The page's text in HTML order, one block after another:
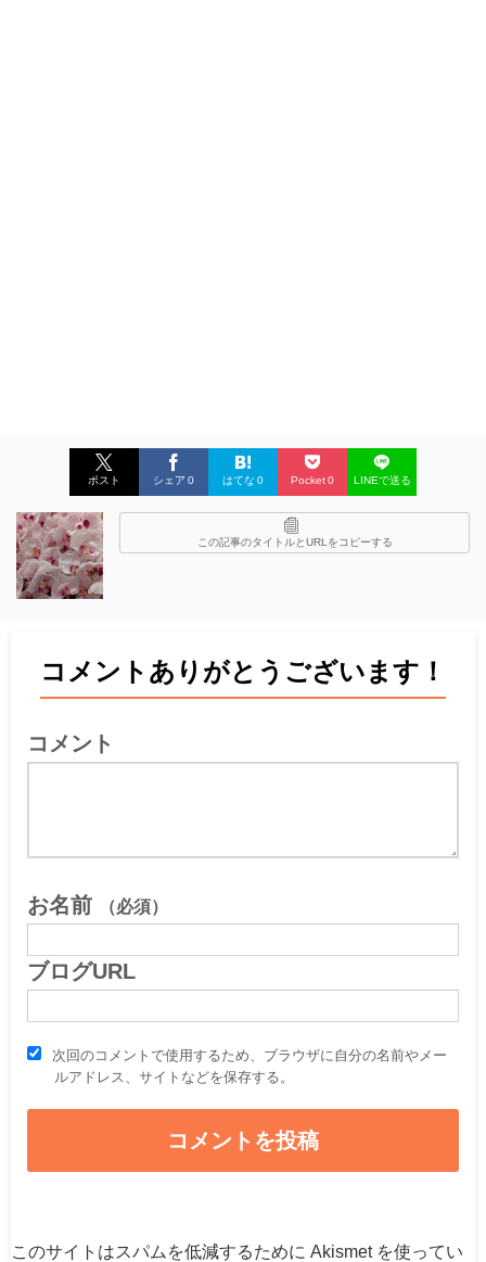
ポスト シェア 0 はてな 0 Pocket0 LINEで送る
この記事のタイトルとURLをコピーする
コメントありがとうございます！
コメント
お名前 （必須）
ブログURL
次回のコメントで使用するため、ブラウザに自分の名前やメー
ルアドレス、サイトなどを保存する。
このサイトはスパムを低減するために Akismet を使ってい